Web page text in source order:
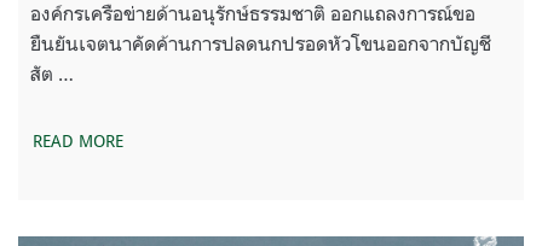
องค์กรเครือข่ายด้านอนุรักษ์ธรรมชาติ ออกแถลงการณ์ขอ
ยืนยันเจตนาคัดค้านการปลดนกปรอดหัวโขนออกจากบัญชี
สัต …
READ MORE